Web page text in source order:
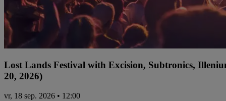
Lost Lands Festival with Excision, Subtronics,
20, 2026)
vr, 18 sep. 2026 • 12:00